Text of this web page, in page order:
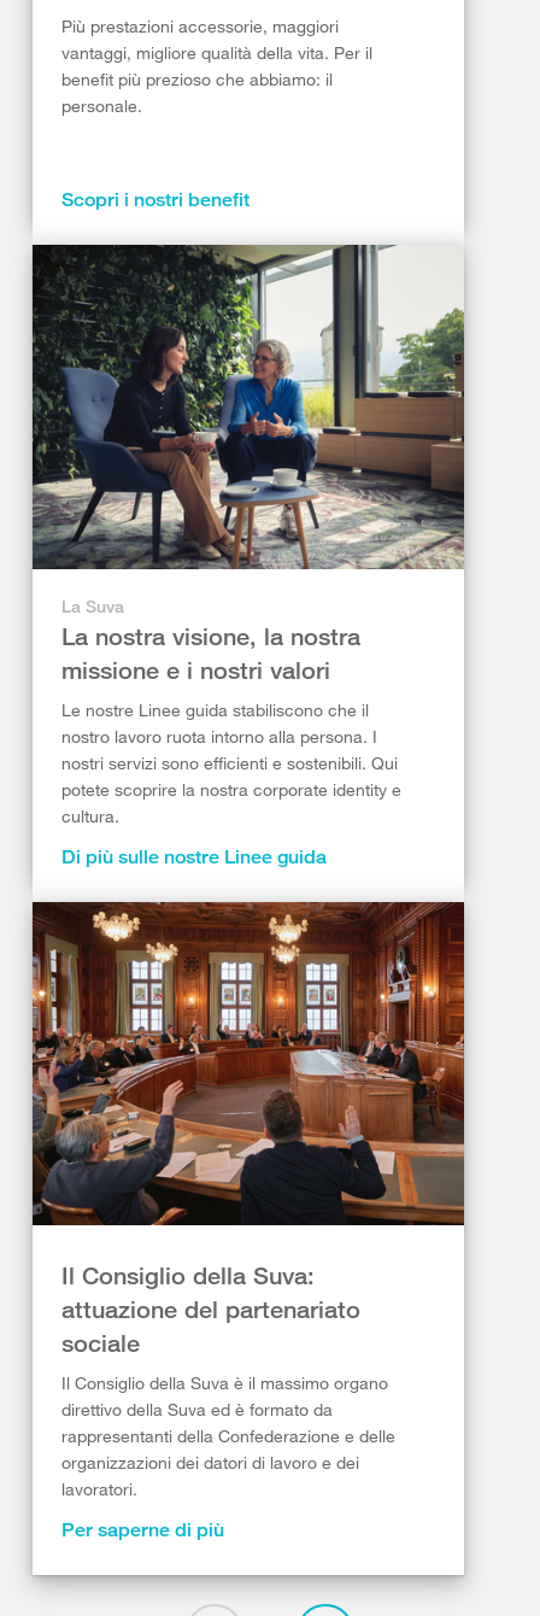
Più prestazioni accessorie, maggiori
vantaggi, migliore qualità della vita. Per il
benefit più prezioso che abbiamo: il
personale.
Scopri i nostri benefit
La Suva
La nostra visione, la nostra
missione e i nostri valori
Le nostre Linee guida stabiliscono che il
nostro lavoro ruota intorno alla persona. I
nostri servizi sono efficienti e sostenibili. Qui
potete scoprire la nostra corporate identity e
cultura.
Di più sulle nostre Linee guida
Il Consiglio della Suva:
attuazione del partenariato
sociale​
Il Consiglio della Suva è il massimo organo
direttivo della Suva ed è formato da
rappresentanti della Confederazione e delle
organizzazioni dei datori di lavoro e dei
lavoratori.
Per saperne di più